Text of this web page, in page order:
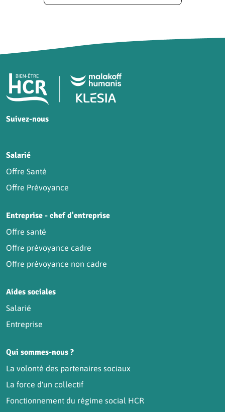
Pied de page HCR Bien-Être
Suivez-nous
Salarié
Offre Santé
Offre Prévoyance
Entreprise - chef d'entreprise
Offre santé
Offre prévoyance cadre
Offre prévoyance non cadre
Aides sociales
Salarié
Entreprise
Qui sommes-nous ?
La volonté des partenaires sociaux
La force d'un collectif
Fonctionnement du régime social HCR